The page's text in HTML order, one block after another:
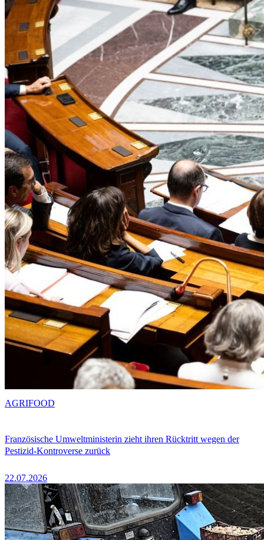
Französische Umweltministerin zieht ihren Rücktritt wegen der
Pestizid-Kontroverse zurück
22.07.2026
AGRIFOOD